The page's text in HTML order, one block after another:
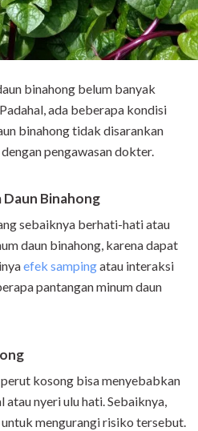
binahong belum banyak
ada beberapa kondisi
binahong tidak disarankan
pengawasan dokter.
Daun Binahong
sebaiknya berhati-hati atau
daun binahong, karena dapat
efek sampingatau interaksi
pantangan minum daun
kosong bisa menyebabkan
nyeri ulu hati. Sebaiknya,
mengurangi risiko tersebut.